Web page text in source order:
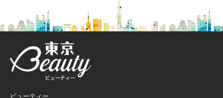
ビューティー